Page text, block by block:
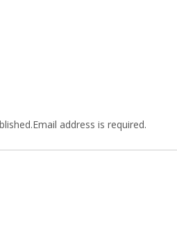
address is required.